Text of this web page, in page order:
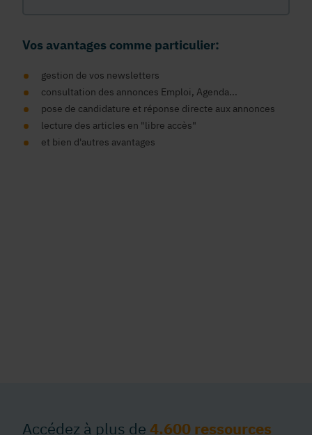
Vos avantages comme particulier:
gestion de vos newsletters
consultation des annonces Emploi, Agenda...
pose de candidature et réponse directe aux annonces
lecture des articles en "libre accès"
et bien d'autres avantages
Accédez à plus de 4.600 ressources